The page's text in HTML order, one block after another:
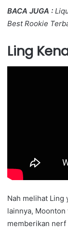
BACA JUGA :
Best Rookie
Ling
Nah melihat Ling
lainnya, Moonton
memberikan nerf